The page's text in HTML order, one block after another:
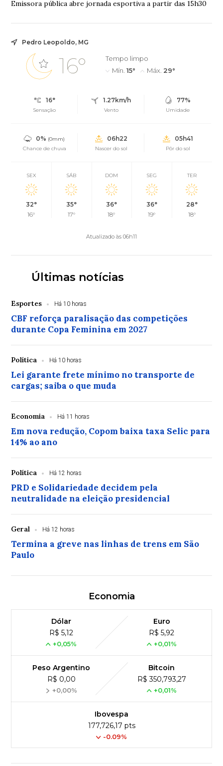
Emissora pública abre jornada esportiva a partir das 15h30
Pedro Leopoldo, MG
16°
Tempo limpo
Mín. 15° Máx. 29°
16°
Sensação
1.27km/h
Vento
77%
Umidade
0% (0mm)
Chance de chuva
06h22
Nascer do sol
05h41
Pôr do sol
SEX
32°
16°
SÁB
35°
17°
DOM
36°
18°
SEG
36°
19°
TER
28°
18°
Atualizado às 06h11
Últimas notícias
Esportes Há 10 horas
CBF reforça paralisação das competições
durante Copa Feminina em 2027
Política Há 10 horas
Lei garante frete mínimo no transporte de
cargas; saiba o que muda
Economia Há 11 horas
Em nova redução, Copom baixa taxa Selic para
14% ao ano
Política Há 12 horas
PRD e Solidariedade decidem pela
neutralidade na eleição presidencial
Geral Há 12 horas
Termina a greve nas linhas de trens em São
Paulo
Economia
Dólar
R$ 5,12
+0,05%
Euro
R$ 5,92
+0,01%
Peso Argentino
R$ 0,00
+0,00%
Bitcoin
R$ 350,793,27
+0,01%
Ibovespa
177,726,17 pts
-0.09%